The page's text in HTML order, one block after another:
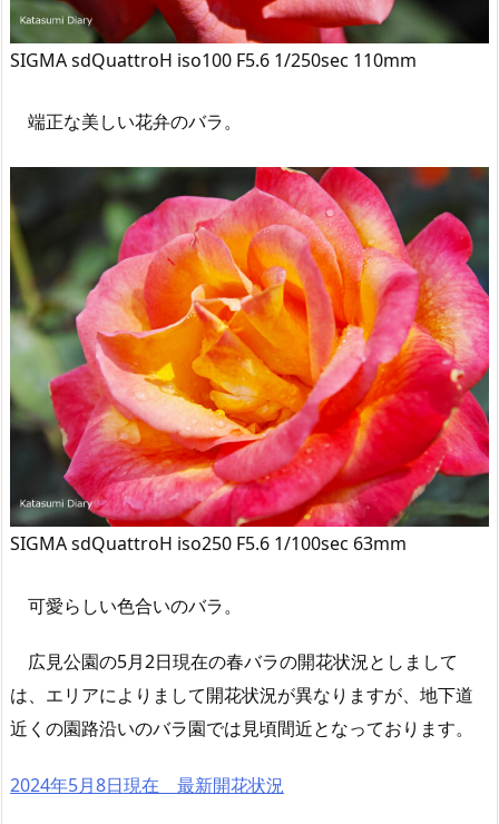
SIGMA sdQuattroH iso100 F5.6 1/250sec 110mm
端正な美しい花弁のバラ。
SIGMA sdQuattroH iso250 F5.6 1/100sec 63mm
可愛らしい色合いのバラ。
広見公園の5月2日現在の春バラの開花状況としまして
は、エリアによりまして開花状況が異なりますが、地下道
近くの園路沿いのバラ園では見頃間近となっております。
2024年5月8日現在 最新開花状況